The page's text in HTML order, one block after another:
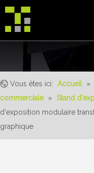
À propos de nous
Produit
Un service
Vous êtes ici: Accueil »
commerciale
» Stand
d'exposition modulaire
graphique